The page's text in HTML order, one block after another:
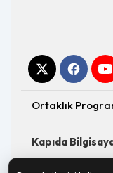
Ortaklık
Kapıda